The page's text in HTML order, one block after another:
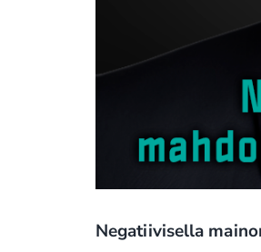
Negatiivisella